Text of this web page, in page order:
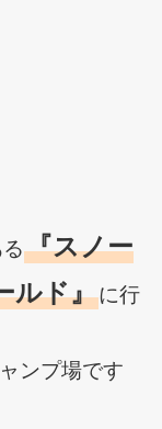
『スノー
ルド』に行
ンプ場です